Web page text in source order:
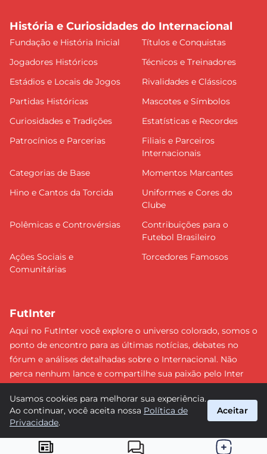
História e Curiosidades do Internacional
Fundação e História Inicial
Títulos e Conquistas
Jogadores Históricos
Técnicos e Treinadores
Estádios e Locais de Jogos
Rivalidades e Clássicos
Partidas Históricas
Mascotes e Símbolos
Curiosidades e Tradições
Estatísticas e Recordes
Patrocínios e Parcerias
Filiais e Parceiros
Internacionais
Categorias de Base
Momentos Marcantes
Hino e Cantos da Torcida
Uniformes e Cores do
Clube
Polêmicas e Controvérsias
Contribuições para o
Futebol Brasileiro
Ações Sociais e
Comunitárias
Torcedores Famosos
FutInter
Aqui no FutInter você explore o universo colorado, somos o
ponto de encontro para as últimas notícias, debates no
fórum e análises detalhadas sobre o Internacional. Não
perca nenhum lance e compartilhe sua paixão pelo Inter
parte dessa jornada emocionante rumo às vitórias!
#Internacional #FutInter
Usamos cookies para melhorar sua experiência.
Ao continuar, você aceita nossa Política de
Privacidade.
Aceitar